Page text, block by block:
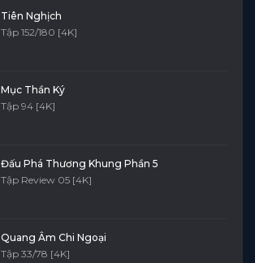
Tiên Nghịch
Tập 152/180 [4K]
Mục Thần Ký
Tập 94 [4K]
Đấu Phá Thương Khung Phần 5
Tập Review 05 [4K]
Quang Âm Chi Ngoại
Tập 33/78 [4K]